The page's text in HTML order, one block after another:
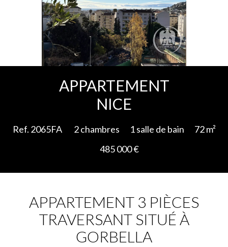
APPARTEMENT
NICE
Ref. 2065FA 2 chambres 1 salle de bain
72 m²
485 000 €
APPARTEMENT 3 PIÈCES
TRAVERSANT SITUÉ À
GORBELLA